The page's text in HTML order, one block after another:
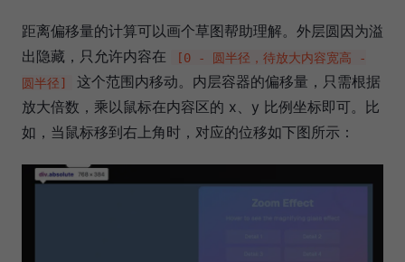
距离偏移量的计算可以画个草图帮助理解。外层圆因为溢
出隐藏，只允许内容在
[0 - 圆半径，待放大内容宽高 -
圆半径]
这个范围内移动。内层容器的偏移量，只需根据
放大倍数，乘以鼠标在内容区的 x、y 比例坐标即可。比
如，当鼠标移到右上角时，对应的位移如下图所示：